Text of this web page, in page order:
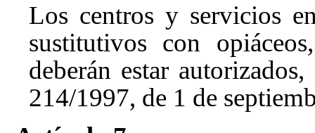
Los centros y servicios
sustitutivos con
deberán estar
214/1997, de 1 de